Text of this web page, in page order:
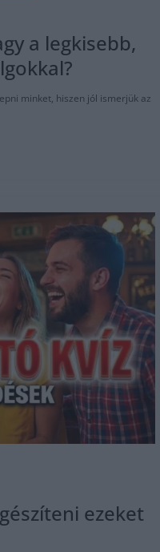
a legkisebb,
minket, hiszen jól ismerjük az
ezeket